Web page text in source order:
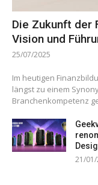
Die Zukunft der
Vision und
25/07/2025
Im heutigen
längst zu einem
Branchenkompetenz
21/